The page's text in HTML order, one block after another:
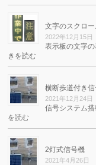
文字のスクロ
2022年12月15日
表示板の文字
きを読む
横断歩道付き
2021年12月24日
信号システム
を読む
2灯式信号機
2021年4月26日